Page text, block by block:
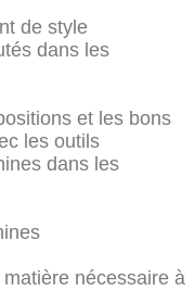
de style
dans les
et les bons
les outils
dans les
nécessaire à